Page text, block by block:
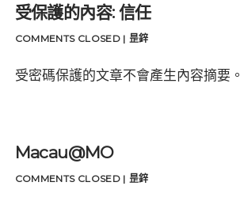
受保護的內容: 信任
COMMENTS CLOSED | 昰鋅
受密碼保護的文章不會產生內容摘要。
Macau@MO
COMMENTS CLOSED | 昰鋅